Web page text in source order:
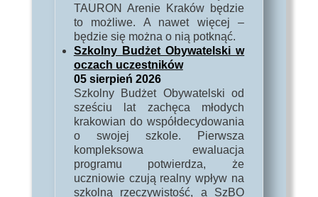
TAURON Arenie Kraków będzie
to możliwe. A nawet więcej –
będzie się można o nią potknąć.
Szkolny Budżet Obywatelski w
oczach uczestników
05 sierpień 2026
Szkolny Budżet Obywatelski od
sześciu lat zachęca młodych
krakowian do współdecydowania
o swojej szkole. Pierwsza
kompleksowa ewaluacja
programu potwierdza, że
uczniowie czują realny wpływ na
szkolną rzeczywistość, a SzBO